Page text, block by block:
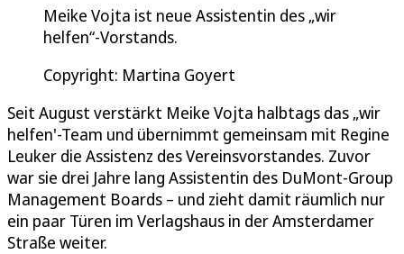
Meike Vojta ist neue Assistentin des „wir
helfen“-Vorstands.
Copyright: Martina Goyert
Seit August verstärkt Meike Vojta halbtags das „wir
helfen'-Team und übernimmt gemeinsam mit Regine
Leuker die Assistenz des Vereinsvorstandes. Zuvor
war sie drei Jahre lang Assistentin des DuMont-Group
Management Boards – und zieht damit räumlich nur
ein paar Türen im Verlagshaus in der Amsterdamer
Straße weiter.